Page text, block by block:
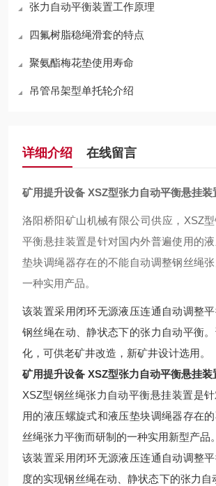
张力自动平衡装置工作原理
四氟树脂稳绳滑套的特点
聚氨酯梅花垫使用寿命
吊管吊架型单托轮介绍
详细介绍 在线留言
矿用提升设备 XSZ型张力自动平衡悬挂装
洛阳桥阳矿山机械有限公司供应，XSZ
平衡悬挂装置是针对国内外普遍使用的
垫块调绳器存在的不能自动调整钢丝绳
一种实用产品。
该装置采用闭环无源液压连通自动调整
钢丝绳在动、静状态下的张力自动平衡
化，可供老矿井改造，新矿井设计选用。
矿用提升设备 XSZ型张力自动平衡悬挂装
XSZ型钢丝绳张力自动平衡悬挂装置是
用的液压螺旋式和液压垫块调绳器存在
丝绳张力平衡而研制的一种实用新型产品。
该装置采用闭环无源液压连通自动调整
度的实现钢丝绳在动、静状态下的张力自